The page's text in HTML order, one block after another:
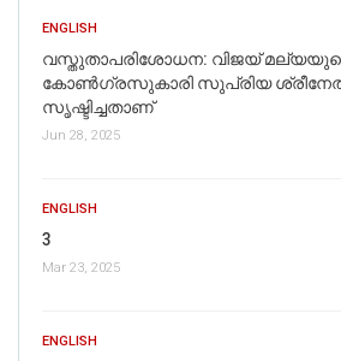
ENGLISH
വസ്തുതാപരിശോധന: വിജയ്
കോൺഗ്രസുകാരി സുപ്രിയ
സൃഷ്ടിച്ചതാണ്
Jun 28, 2025
ENGLISH
3
Mar 23, 2025
ENGLISH